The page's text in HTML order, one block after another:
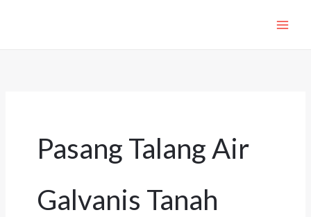
Pasang Talang Air
Galvanis Tanah